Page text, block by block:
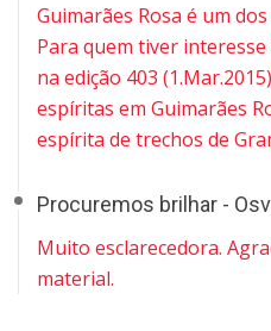
Guimarães Rosa é um
Para quem tiver
na edição 403
espíritas em Guimarães
espírita de trechos de
Procuremos brilhar -
Muito esclarecedora.
material.